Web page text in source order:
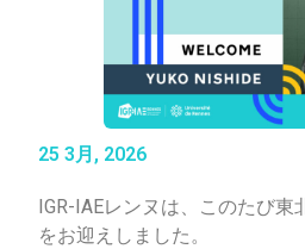
25 3月, 2026
IGR-IAEレンヌは、このたび
をお迎えしました。